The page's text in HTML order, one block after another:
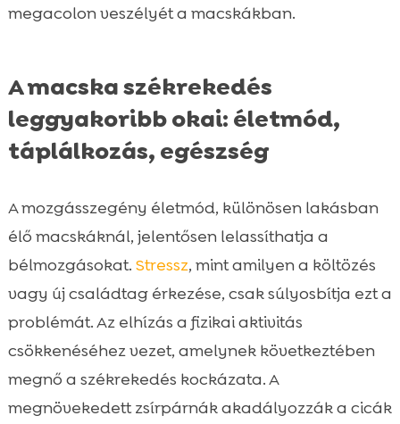
megacolon veszélyét a macskákban.
A macska székrekedés
leggyakoribb okai: életmód,
táplálkozás, egészség
A mozgásszegény életmód, különösen lakásban
élő macskáknál, jelentősen lelassíthatja a
bélmozgásokat. Stressz, mint amilyen a költözés
vagy új családtag érkezése, csak súlyosbítja ezt a
problémát. Az elhízás a fizikai aktivitás
csökkenéséhez vezet, amelynek következtében
megnő a székrekedés kockázata. A
megnövekedett zsírpárnák akadályozzák a cicák